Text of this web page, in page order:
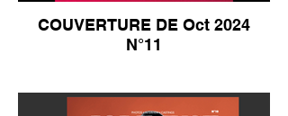
COUVERTURE DE Oct 2024
N°11